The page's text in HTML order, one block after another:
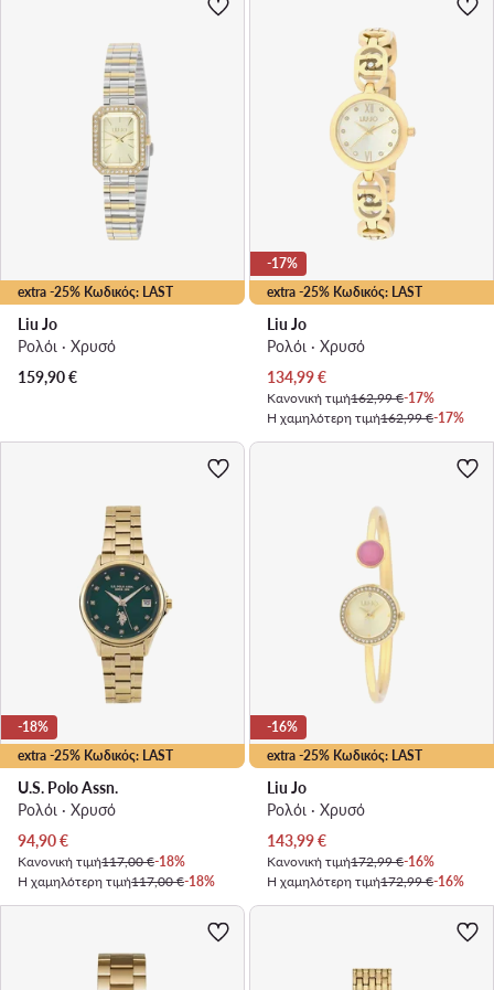
extra -25% Κωδικός: LAST
Liu Jo
Ρολόι · Χρυσό
159,90€
extra -25% Κωδικός: LAST
-17%
Liu Jo
Ρολόι · Χρυσό
Τρέχουσα τιμή
134,99€
Κανονική τιμή162,99 €-17%
Η χαμηλότερη τιμή162,99 €-17%
extra -25% Κωδικός: LAST
-18%
U.S. Polo Assn.
Ρολόι · Χρυσό
Τρέχουσα τιμή
94,90€
Κανονική τιμή117,00 €-18%
Η χαμηλότερη τιμή117,00 €-18%
extra -25% Κωδικός: LAST
-16%
Liu Jo
Ρολόι · Χρυσό
Τρέχουσα τιμή
143,99€
Κανονική τιμή172,99 €-16%
Η χαμηλότερη τιμή172,99 €-16%